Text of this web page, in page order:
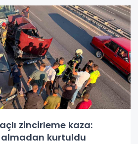
zincirleme kaza:
kurtuldu